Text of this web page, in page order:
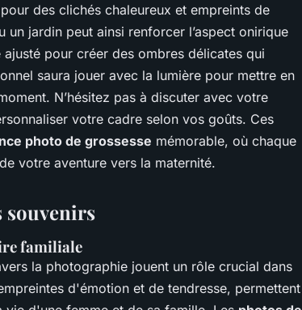
des clichés chaleureux et empreints de
un jardin peut ainsi renforcer l’aspect onirique
pour créer des ombres délicates qui
saura jouer avec la lumière pour mettre en
N’hésitez pas à discuter avec votre
votre cadre selon vos goûts. Ces
photo de grossesse mémorable, où chaque
votre aventure vers la maternité.
souvenirs
familiale
la photographie jouent un rôle crucial dans
d'émotion et de tendresse, permettent